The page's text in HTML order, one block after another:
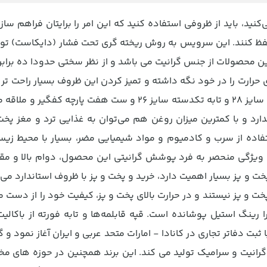
باید از ظروفی استفاده کنید که این امر را برایتان فراهم
کنند. این سرویس به روش ریخته گری تحت فشار (دایکاست)
محصولات از جنس گرانیت می باشد و از نظر سختی حدودا ده
را در خود نگه داشته و تمیز کردن این ظروف بسیار راحت
سرویس دارای قابلمه های سایز 20، 24، 28 و 32 و تابه دو دسته سایز 28 و تابه تکدسته سایز 26
و با کمترین میزان روغن هم می‌توان به غذایی ترد و مغز
از سرب و کادمیوم و مواد شیمیایی مضر، بسیار با محیط
منحصر به فرد پوشش گرانیتی این محصول، دوام بالا و
و پز بسیار اهمیت دارد، خرید و پخت و پز با ظروف استاندارد
و پز نیستند و در حرارت بالای پخت و پز، کیفیت خود را از
استیل پوشانده است. قپه قابلمه‌ها و تابه فورته از
میلادی فعالیت خود را با ثبت دفاتر تجاری در کانادا - امارات متحد عربی و ایران
و سرامیک تولید می کند. این برند همچنین در حوزه های